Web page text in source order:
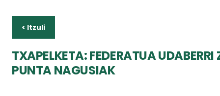
< Itzuli
TXAPELKETA: FEDERATUA UDABERRI
PUNTA NAGUSIAK